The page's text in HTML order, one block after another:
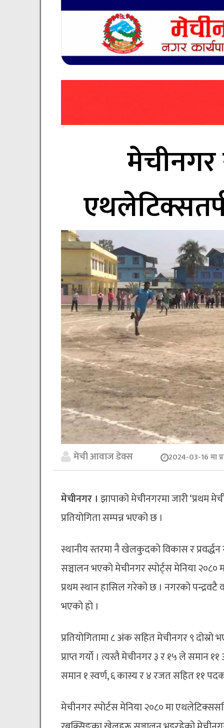
मेचीनगर
मेची आवाज डेक्स 2024-03-16 मा
मेचीनगर । झापाको मेचीनगरमा जारी ‘प्रथम
प्रतियोगिता सम्पन्न भएको छ ।
स्थानीय स्तरमा नै खेलकुदको विकास र
सञ्चालन भएको मेचीनगर स्पोर्ट्स मेनिया
प्रथम स्थान हासिल गरेको छ । नगरको पन्द्रवटै
भएको हो ।
प्रतियोगितामा ८ अंक सहित मेचीनगर ९
प्राप्त गर्यो । त्यस्तै मेचीनगर ३ र १५ ले समान
समान १ स्वर्ण, ६ कास्य र ४ रजत सहित ११ पदक
मेचीनगर स्पोर्टस मेनिया २०८० मा